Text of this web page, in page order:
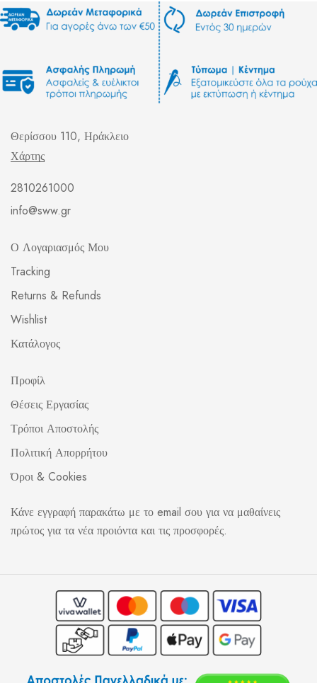
Θερίσσου 110, Ηράκλειο
Χάρτης
2810261000
info@sww.gr
Ο Λογαριασμός Μου
Tracking
Returns & Refunds
Wishlist
Κατάλογος
Προφίλ
Θέσεις Εργασίας
Τρόποι Αποστολής
Πολιτική Απορρήτου
Όροι & Cookies
Κάνε εγγραφή παρακάτω με το email σου για να μαθαίνεις
πρώτος για τα νέα προιόντα και τις προσφορές.